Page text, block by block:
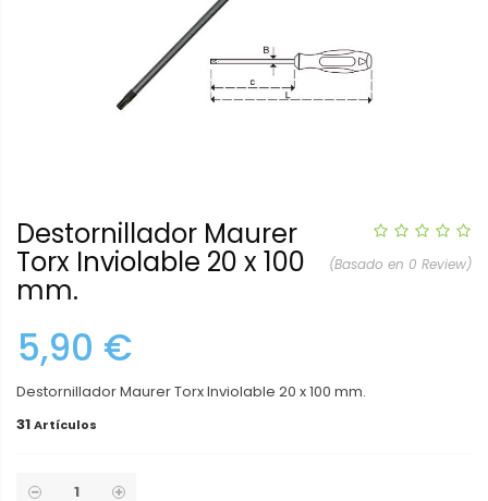
(Basado en 0 Review)
Destornillador Maurer
Torx Inviolable 20 x 100
mm.
5,90 €
Destornillador Maurer Torx Inviolable 20 x 100 mm.
31Artículos